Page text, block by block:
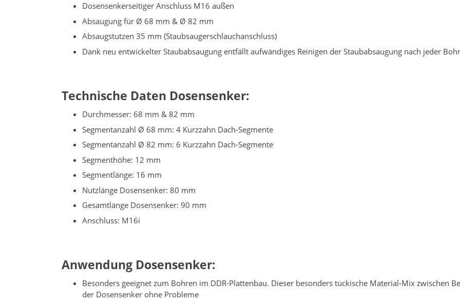
Dosensenkerseitiger Anschluss M16 außen
Absaugung für Ø 68 mm & Ø 82 mm
Absaugstutzen 35 mm (Staubsaugerschlauchanschluss)
Dank neu entwickelter Staubabsaugung entfällt aufwändiges Reinigen der Staubabsaugung nach jeder
Technische Daten Dosensenker:
Durchmesser: 68 mm & 82 mm
Segmentanzahl Ø 68 mm: 4 Kurzzahn Dach-Segmente
Segmentanzahl Ø 82 mm: 6 Kurzzahn Dach-Segmente
Segmenthöhe: 12 mm
Segmentlänge: 16 mm
Nutzlänge Dosensenker: 80 mm
Gesamtlänge Dosensenker: 90 mm
Anschluss: M16i
Anwendung Dosensenker:
Besonders geeignet zum Bohren im DDR-Plattenbau. Dieser besonders tückische Material-Mix zwischen
der Dosensenker ohne Probleme